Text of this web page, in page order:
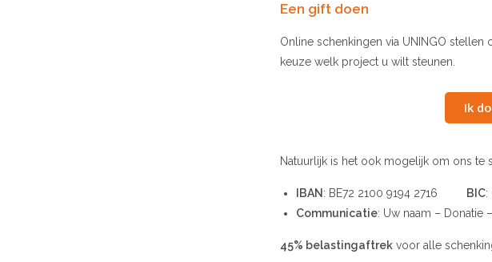
Een gift doen
Online schenkingen via UNINGO
keuze welk project u wilt steunen.
Ik
Natuurlijk is het ook mogelijk om ons te
IBAN : BE72 2100 9194 2716 BIC:
Communicatie: Uw naam – Donatie
45% belastingaftrek voor alle